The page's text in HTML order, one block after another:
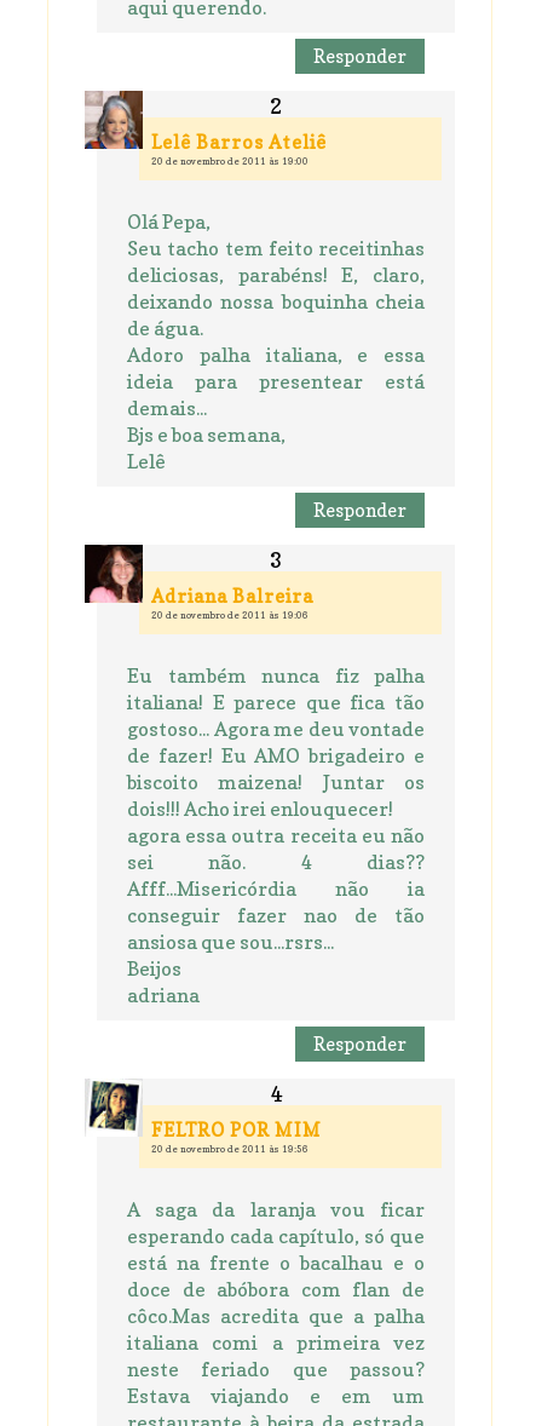
aqui querendo.
Responder
Lelê Barros Ateliê
20 de novembro de 2011 às 19:00
Olá Pepa,
Seu tacho tem feito receitinhas
deliciosas, parabéns! E, claro,
deixando nossa boquinha cheia
de água.
Adoro palha italiana, e essa
ideia para presentear está
demais...
Bjs e boa semana,
Lelê
Responder
Adriana Balreira
20 de novembro de 2011 às 19:06
Eu também nunca fiz palha
italiana! E parece que fica tão
gostoso... Agora me deu vontade
de fazer! Eu AMO brigadeiro e
biscoito maizena! Juntar os
dois!!! Acho irei enlouquecer!
agora essa outra receita eu não
sei não. 4 dias??
Afff...Misericórdia não ia
conseguir fazer nao de tão
ansiosa que sou...rsrs...
Beijos
adriana
Responder
FELTRO POR MIM
20 de novembro de 2011 às 19:56
A saga da laranja vou ficar
esperando cada capítulo, só que
está na frente o bacalhau e o
doce de abóbora com flan de
côco.Mas acredita que a palha
italiana comi a primeira vez
neste feriado que passou?
Estava viajando e em um